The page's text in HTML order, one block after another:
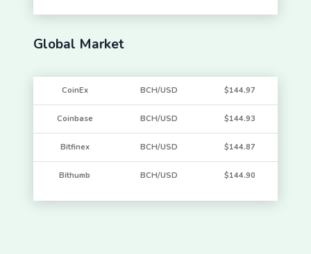
Global Market
CoinEx BCH/USD $144.97
Coinbase BCH/USD $144.93
Bitfinex BCH/USD $144.87
Bithumb BCH/USD $144.90